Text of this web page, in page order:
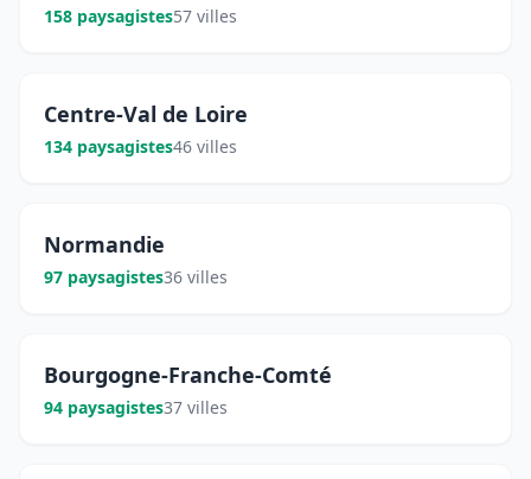
158 paysagistes57 villes
Centre-Val de Loire
134 paysagistes46 villes
Normandie
97 paysagistes36 villes
Bourgogne-Franche-Comté
94 paysagistes37 villes